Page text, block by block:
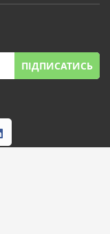
ПІДПИСАТИСЬ